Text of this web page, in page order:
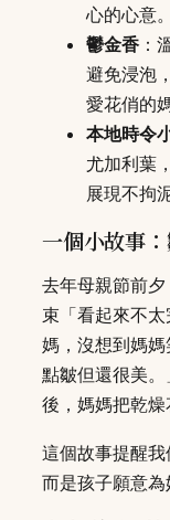
心的心意。
鬱金香 ：
避免浸泡
愛花俏的
本地時令
尤加利葉
展現不拘
一個小故事
去年母親節前
束「看起來不
媽，沒想到媽
點皺但還很美
後，媽媽把乾燥
這個故事提醒我
而是孩子願意為